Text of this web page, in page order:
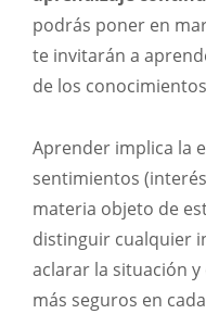
podrás poner en
te invitarán a
de los
Aprender implica la
sentimientos
materia objeto de
distinguir cualquier
aclarar la situación
más seguros en